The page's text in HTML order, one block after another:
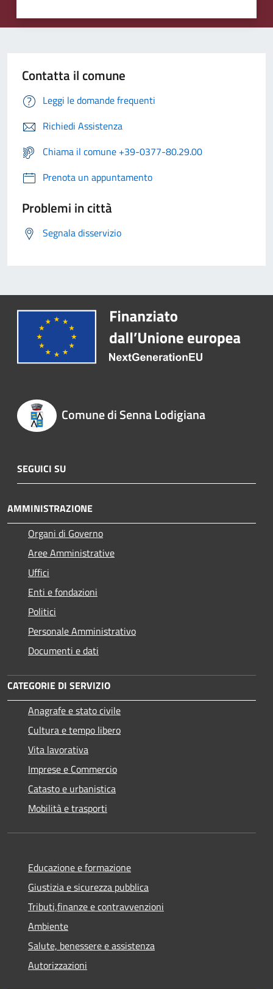
Contatta il comune
Leggi le domande frequenti
Richiedi Assistenza
Chiama il comune +39-0377-80.29.00
Prenota un appuntamento
Problemi in città
Segnala disservizio
Comune di Senna Lodigiana
SEGUICI SU
AMMINISTRAZIONE
Organi di Governo
Aree Amministrative
Uffici
Enti e fondazioni
Politici
Personale Amministrativo
Documenti e dati
CATEGORIE DI SERVIZIO
Anagrafe e stato civile
Cultura e tempo libero
Vita lavorativa
Imprese e Commercio
Catasto e urbanistica
Mobilità e trasporti
Educazione e formazione
Giustizia e sicurezza pubblica
Tributi,finanze e contravvenzioni
Ambiente
Salute, benessere e assistenza
Autorizzazioni